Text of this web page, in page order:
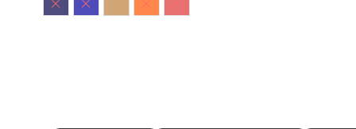
Azul Marino
AzulinoBeigeNaranjo Fluor
Rojo